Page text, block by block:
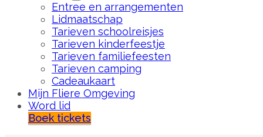
Entree en arrangementen
Lidmaatschap
Tarieven schoolreisjes
Tarieven kinderfeestje
Tarieven familiefeesten
Tarieven camping
Cadeaukaart
Mijn Fliere Omgeving
Word lid
Boek tickets